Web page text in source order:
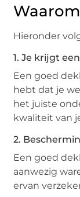
Hieronder
1. Je krijgt
Een goed
hebt dat je
het juiste
kwaliteit van
2.
Een goed
aanwezig
ervan